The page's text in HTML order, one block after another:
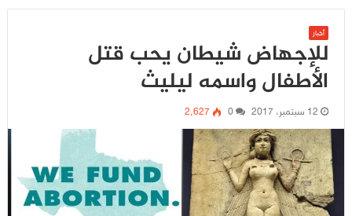
أخبار
للإجهاض شيطان يحب قتل
الأطفال واسمه ليليث
12 سبتمبر، 2017 0 2٬627